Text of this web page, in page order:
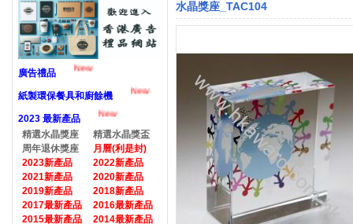
廣告禮品 New
紙製環保餐具和廚餘機 New
2023 最新產品
New
精選水晶獎座
精選水晶獎盃
周年退休獎座
月曆(利是封)
2023新產品
2022新產品
2021新產品
2020新產品
2019新產品
2018新產品
2017最新產品
2016最新產品
2015最新產品
2014最新產品
水晶獎座_TAC104